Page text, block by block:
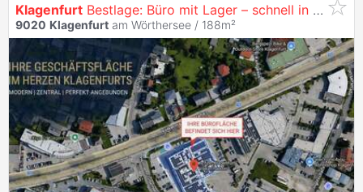
Klagenfurt Bestlage: Büro mit Lager – schnell in der City & auf der Autobahn!
9020 Klagenfurt am Wörthersee / 188m²